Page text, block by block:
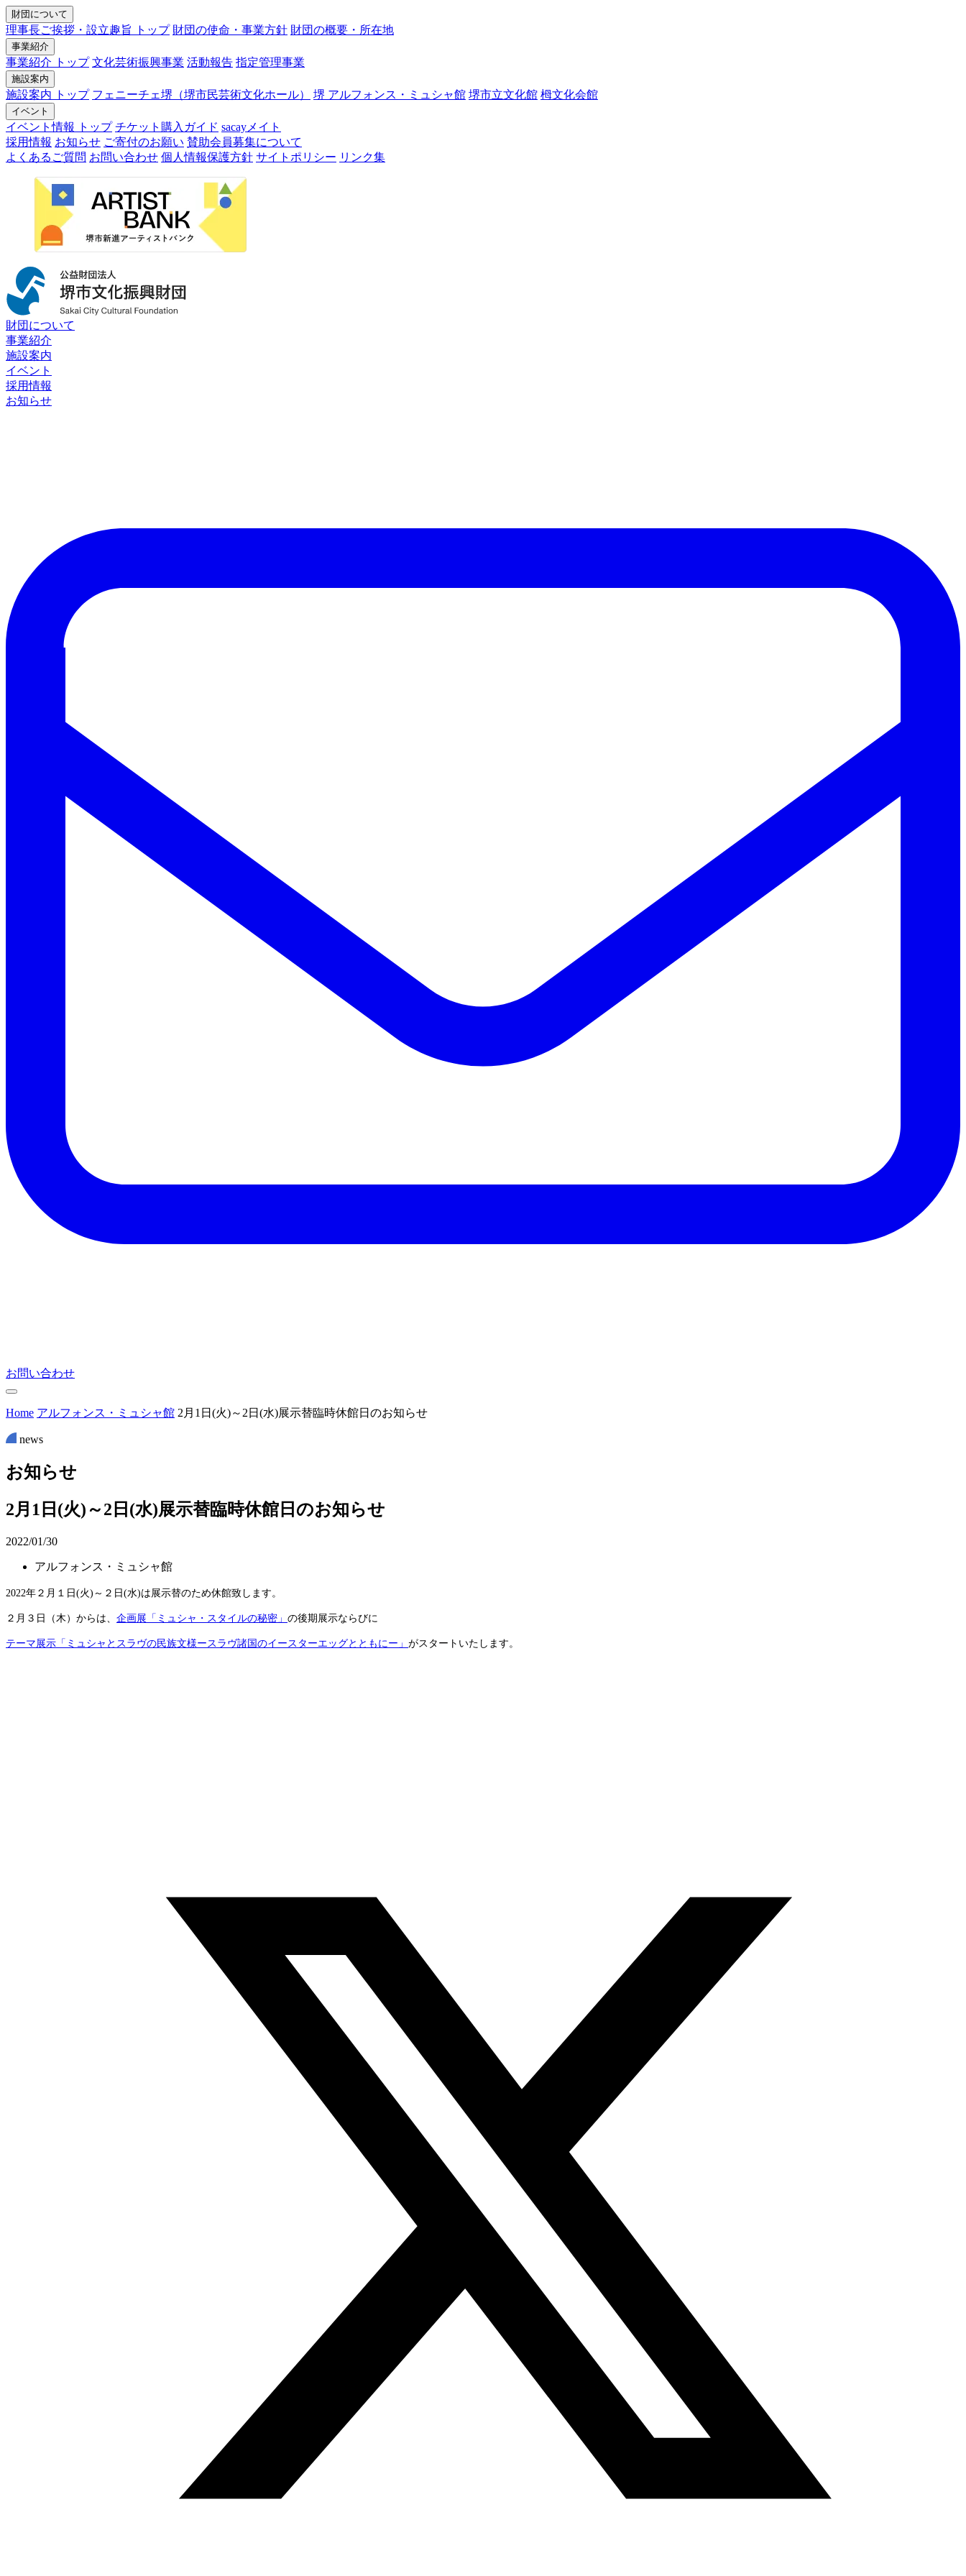
財団について
理事長ご挨拶・設立趣旨 トップ 財団の使命・事業方針 財団の概要・所在地
事業紹介
事業紹介 トップ 文化芸術振興事業 活動報告 指定管理事業
施設案内
施設案内 トップ フェニーチェ堺（堺市民芸術文化ホール） 堺 アルフォンス・ミュシャ館 堺市立文化館 栂文化会館
イベント
イベント情報 トップ チケット購入ガイド sacayメイト
採用情報 お知らせ ご寄付のお願い 賛助会員募集について
よくあるご質問 お問い合わせ 個人情報保護方針 サイトポリシー リンク集
財団について
事業紹介
施設案内
イベント
採用情報
お知らせ
お問い合わせ
Home アルフォンス・ミュシャ館 2月1日(火)～2日(水)展示替臨時休館日のお知らせ
news
お知らせ
2月1日(火)～2日(水)展示替臨時休館日のお知らせ
2022/01/30
アルフォンス・ミュシャ館
2022年２ 月１日(火)～２日(水)は展示替のため休館致します。
２ 月３日（木）からは、 企画展「ミュシャ・スタイルの秘密」 の後期展示ならびに
テーマ展示「ミュシャとスラヴの民族文様ースラヴ諸国のイースターエッグとともにー」 がスタートいたします。